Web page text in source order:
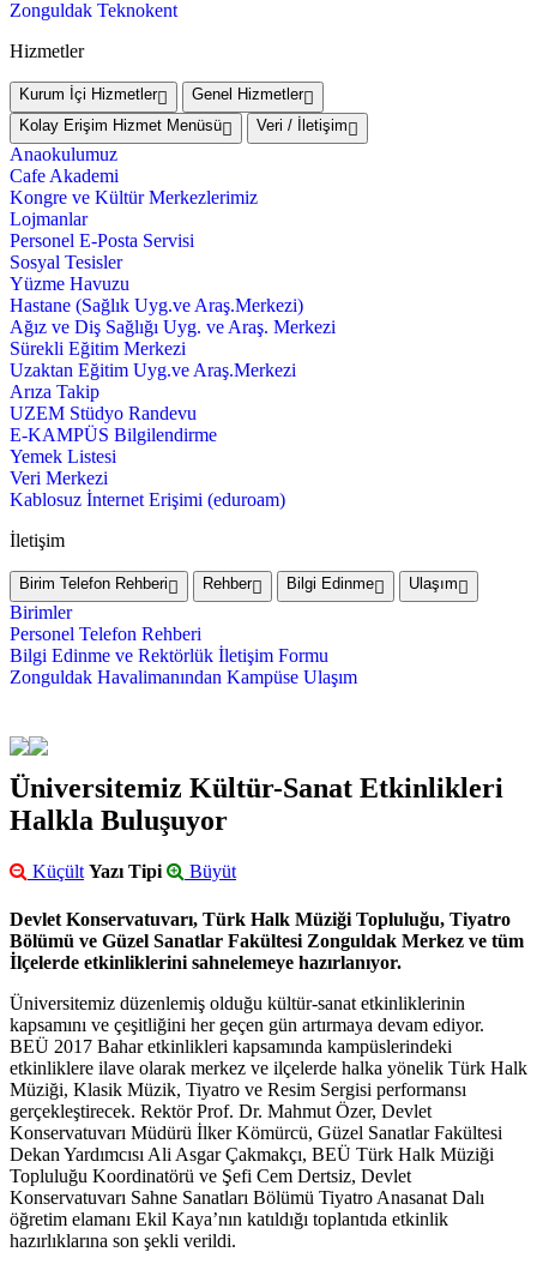
Zonguldak Teknokent
Hizmetler
Kurum İçi Hizmetler
Genel Hizmetler
Kolay Erişim Hizmet Menüsü
Veri / İletişim
Anaokulumuz
Cafe Akademi
Kongre ve Kültür Merkezlerimiz
Lojmanlar
Personel E-Posta Servisi
Sosyal Tesisler
Yüzme Havuzu
Hastane (Sağlık Uyg.ve Araş.Merkezi)
Ağız ve Diş Sağlığı Uyg. ve Araş. Merkezi
Sürekli Eğitim Merkezi
Uzaktan Eğitim Uyg.ve Araş.Merkezi
Arıza Takip
UZEM Stüdyo Randevu
E-KAMPÜS Bilgilendirme
Yemek Listesi
Veri Merkezi
Kablosuz İnternet Erişimi (eduroam)
İletişim
Birim Telefon Rehberi Rehber Bilgi Edinme Ulaşım
Birimler
Personel Telefon Rehberi
Bilgi Edinme ve Rektörlük İletişim Formu
Zonguldak Havalimanından Kampüse Ulaşım
Üniversitemiz Kültür-Sanat Etkinlikleri
Halkla Buluşuyor
Küçült Yazı Tipi Büyüt
Devlet Konservatuvarı, Türk Halk Müziği Topluluğu, Tiyatro
Bölümü ve Güzel Sanatlar Fakültesi Zonguldak Merkez ve tüm
İlçelerde etkinliklerini sahnelemeye hazırlanıyor.
Üniversitemiz düzenlemiş olduğu kültür-sanat etkinliklerinin
kapsamını ve çeşitliğini her geçen gün artırmaya devam ediyor.
BEÜ 2017 Bahar etkinlikleri kapsamında kampüslerindeki
etkinliklere ilave olarak merkez ve ilçelerde halka yönelik Türk Halk
Müziği, Klasik Müzik, Tiyatro ve Resim Sergisi performansı
gerçekleştirecek. Rektör Prof. Dr. Mahmut Özer, Devlet
Konservatuvarı Müdürü İlker Kömürcü, Güzel Sanatlar Fakültesi
Dekan Yardımcısı Ali Asgar Çakmakçı, BEÜ Türk Halk Müziği
Topluluğu Koordinatörü ve Şefi Cem Dertsiz, Devlet
Konservatuvarı Sahne Sanatları Bölümü Tiyatro Anasanat Dalı
öğretim elamanı Ekil Kaya’nın katıldığı toplantıda etkinlik
hazırlıklarına son şekli verildi.